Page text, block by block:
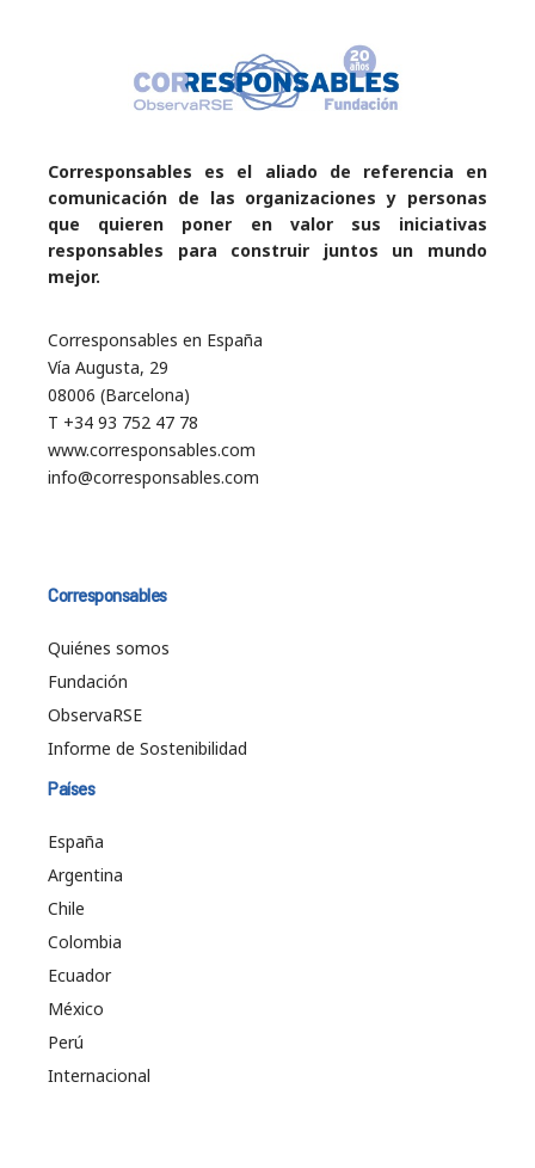
Corresponsables es el aliado de referencia en
comunicación de las organizaciones y personas
que quieren poner en valor sus iniciativas
responsables para construir juntos un mundo
mejor.
Corresponsables en España
Vía Augusta, 29
08006 (Barcelona)
T +34 93 752 47 78
www.corresponsables.com
info@corresponsables.com
Corresponsables
Quiénes somos
Fundación
ObservaRSE
Informe de Sostenibilidad
Países
España
Argentina
Chile
Colombia
Ecuador
México
Perú
Internacional